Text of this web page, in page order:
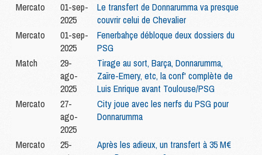
Mercato
01-sep-
2025
Le transfert de Donnarumma va presque
couvrir celui de Chevalier
Mercato
01-sep-
2025
Fenerbahçe débloque deux dossiers du
PSG
Match
29-
ago-
2025
Tirage au sort, Barça, Donnarumma,
Zaïre-Emery, etc, la conf' complète de
Luis Enrique avant Toulouse/PSG
Mercato
27-
ago-
2025
City joue avec les nerfs du PSG pour
Donnarumma
Mercato
25-
Après les adieux, un transfert à 35 M€